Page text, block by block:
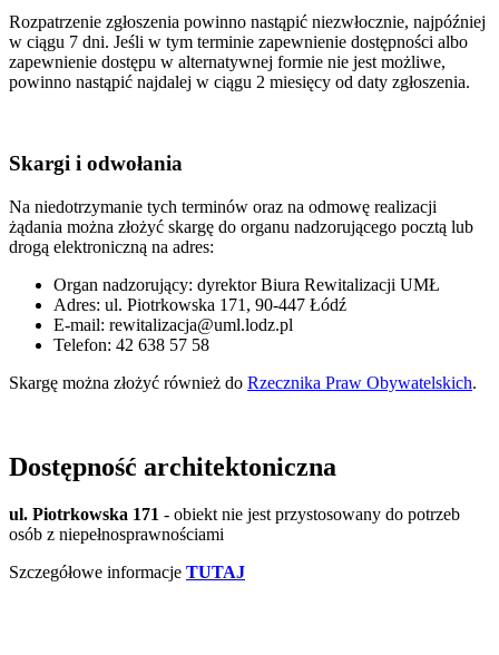
Rozpatrzenie zgłoszenia powinno nastąpić niezwłocznie, najpóźniej
w ciągu 7 dni. Jeśli w tym terminie zapewnienie dostępności albo
zapewnienie dostępu w alternatywnej formie nie jest możliwe,
powinno nastąpić najdalej w ciągu 2 miesięcy od daty zgłoszenia.
Skargi i odwołania
Na niedotrzymanie tych terminów oraz na odmowę realizacji
żądania można złożyć skargę do organu nadzorującego pocztą lub
drogą elektroniczną na adres:
Organ nadzorujący: dyrektor Biura Rewitalizacji UMŁ
Adres: ul. Piotrkowska 171, 90-447 Łódź
E-mail: rewitalizacja@uml.lodz.pl
Telefon: 42 638 57 58
Skargę można złożyć również do Rzecznika Praw Obywatelskich.
Dostępność architektoniczna
ul. Piotrkowska 171 - obiekt nie jest przystosowany do potrzeb
osób z niepełnosprawnościami
Szczegółowe informacje TUTAJ